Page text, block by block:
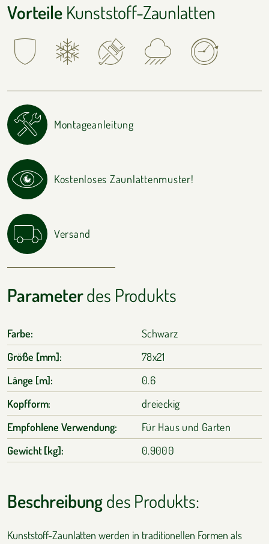
VorteileKunststoff-Zaunlatten
Montageanleitung
Kostenloses Zaunlattenmuster!
Versand
Parameterdes Produkts
Farbe:
Schwarz
Größe [mm]:
78x21
Länge [m]:
0.6
Kopfform:
dreieckig
Empfohlene Verwendung:
Für Haus und Garten
Gewicht [kg]:
0.9000
Beschreibungdes Produkts:
Kunststoff-Zaunlatten werden in traditionellen Formen als